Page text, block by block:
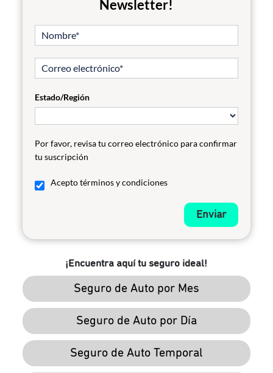
Newsletter!
Estado/Región
Por favor, revisa tu correo electrónico para confirmar
tu suscripción
Acepto términos y condiciones
Enviar
¡Encuentra aquí tu seguro ideal!
Seguro de Auto por Mes
Seguro de Auto por Día
Seguro de Auto Temporal